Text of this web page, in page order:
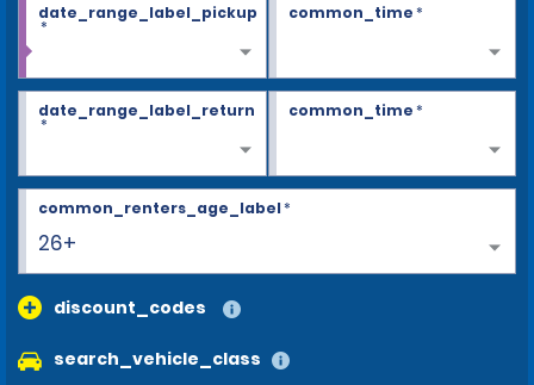
date_range_label_pickup
*
common_time*
date_range_label_return
*
common_time*
26+
common_renters_age_label*
discount_codes
search_vehicle_class